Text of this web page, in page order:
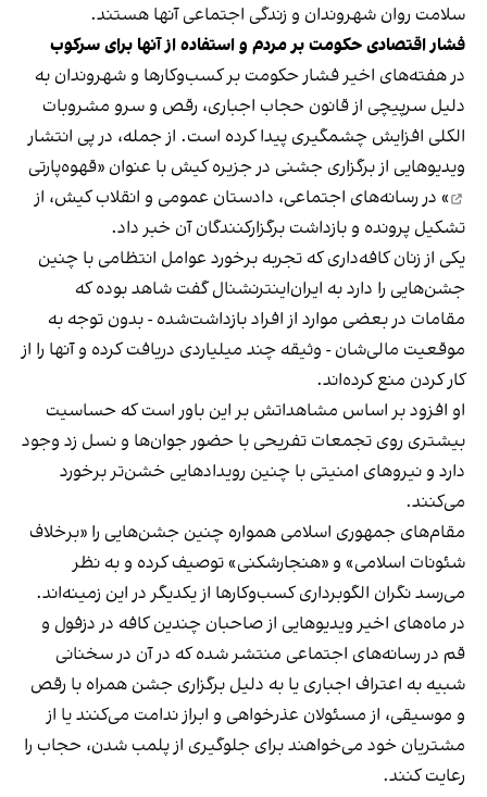
سلامت روان شهروندان و زندگی اجتماعی آنها هستند.
فشار اقتصادی حکومت بر مردم و استفاده از آنها برای سرکوب
در هفته‌های اخیر فشار حکومت بر کسب‌وکارها و شهروندان به
دلیل سرپیچی از قانون حجاب اجباری، رقص و سرو مشروبات
الکلی افزایش چشمگیری پیدا کرده است. از جمله، در پی انتشار
ویدیوهایی از برگزاری جشنی در جزیره کیش با عنوان «قهوه‌پارتی
» در رسانه‌های اجتماعی، دادستان عمومی و انقلاب کیش، از
تشکیل پرونده و بازداشت برگزارکنندگان آن خبر داد.
یکی از زنان کافه‌داری که تجربه برخورد عوامل انتظامی با چنین
جشن‌هایی را دارد به ایران‌اینترنشنال گفت شاهد بوده که
مقامات در بعضی موارد از افراد بازداشت‌‌شده - بدون توجه به
موقعیت مالی‌شان - وثیقه چند میلیاردی دریافت کرده و آنها را از
کار کردن منع کرده‌اند.
او افزود بر اساس مشاهداتش بر این باور است که حساسیت
بیشتری روی تجمعات تفریحی با حضور جوان‌ها و نسل زد وجود
دارد و نیروهای امنیتی با چنین رویدادهایی خشن‌تر برخورد
می‌کنند.
مقام‌های جمهوری اسلامی همواره چنین جشن‌هایی را «برخلاف
شئونات اسلامی» و «هنجارشکنی» توصیف کرده و به نظر
می‌رسد نگران الگوبرداری کسب‌وکارها از یکدیگر در این زمینه‌اند.
در ماه‌های اخیر ویدیوهایی از صاحبان چندین کافه در دزفول و
قم در رسانه‌های اجتماعی منتشر شده که در آن در سخنانی
شبیه به اعتراف اجباری یا به دلیل برگزاری جشن همراه با رقص
و موسیقی، از مسئولان عذرخواهی و ابراز ندامت می‌کنند یا از
مشتریان خود می‌خواهند برای جلوگیری از پلمب شدن، حجاب را
رعایت کنند.